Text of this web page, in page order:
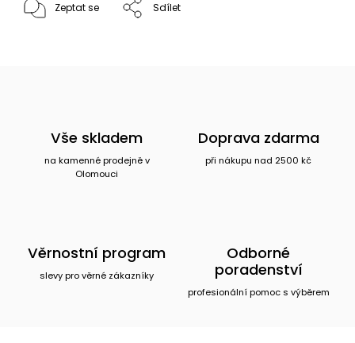
Zeptat se Sdílet
Vše skladem
na kamenné prodejně v
Olomouci
Doprava zdarma
při nákupu nad 2500 kč
Věrnostní program
slevy pro věrné zákazníky
Odborné
poradenství
profesionální pomoc s výběrem